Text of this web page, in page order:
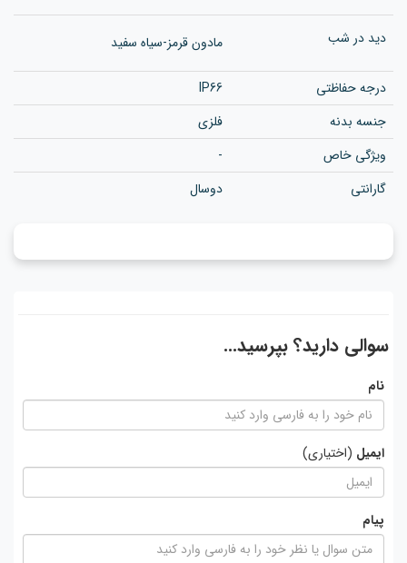
دید در شب مادون قرمز-سیاه سفید
درجه حفاظتی
IP66
جنسه بدنه
فلزی
ویژگی خاص
-
گارانتی
دوسال
سوالی دارید؟ بپرسید...
نام
ایمیل (اختیاری)
پیام